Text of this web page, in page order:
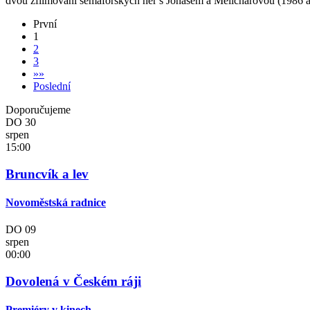
První
1
2
3
»»
Poslední
Doporučujeme
DO 30
srpen
15:00
Bruncvík a lev
Novoměstská radnice
DO 09
srpen
00:00
Dovolená v Českém ráji